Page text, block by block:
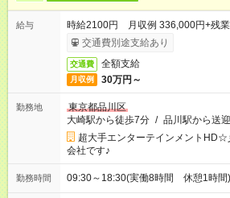
給与
時給2100円 月収例 336,000円+残
交通費別途支給あり
交通費 全額支給
月収例 30万円～
勤務地
東京都品川区
大崎駅から徒歩7分 / 品川駅から送
超大手エンターテインメント
会社です♪
勤務時間 09:30～18:30(実働8時間 休憩1時間)